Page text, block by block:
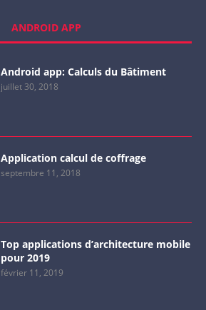
ANDROID APP
Android app: Calculs du Bâtiment
juillet 30, 2018
Application calcul de coffrage
septembre 11, 2018
Top applications d’architecture mobile
pour 2019
février 11, 2019